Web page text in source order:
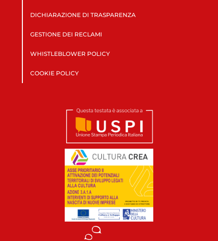
DICHIARAZIONE DI TRASPARENZA
GESTIONE DEI RECLAMI
WHISTLEBLOWER POLICY
COOKIE POLICY